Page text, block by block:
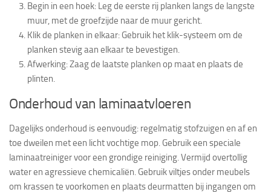
Begin in een hoek: Leg de eerste rij planken langs de langste
muur, met de groefzijde naar de muur gericht.
Klik de planken in elkaar: Gebruik het klik-systeem om de
planken stevig aan elkaar te bevestigen.
Afwerking: Zaag de laatste planken op maat en plaats de
plinten.
Onderhoud van laminaatvloeren
Dagelijks onderhoud is eenvoudig: regelmatig stofzuigen en af en
toe dweilen met een licht vochtige mop. Gebruik een speciale
laminaatreiniger voor een grondige reiniging. Vermijd overtollig
water en agressieve chemicaliën. Gebruik viltjes onder meubels
om krassen te voorkomen en plaats deurmatten bij ingangen om